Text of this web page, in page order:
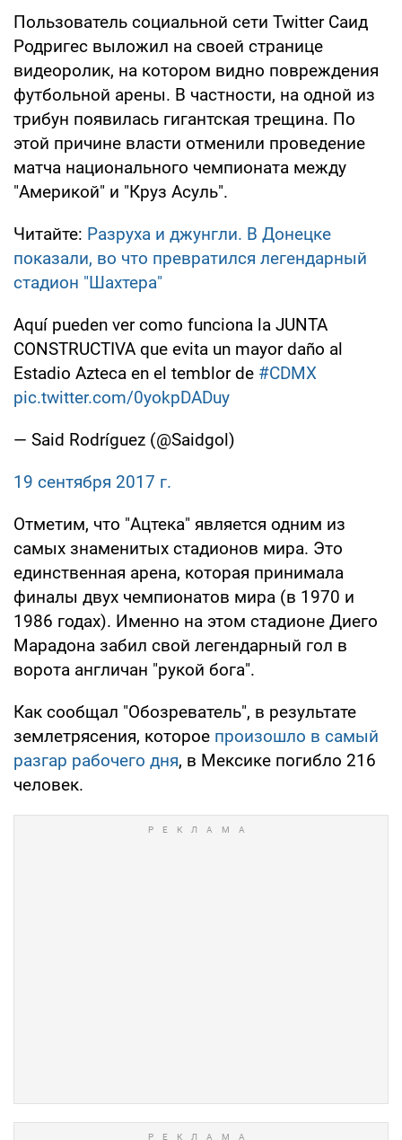
Пользователь социальной сети Twitter Саид
Родригес выложил на своей странице
видеоролик, на котором видно повреждения
футбольной арены. В частности, на одной из
трибун появилась гигантская трещина. По
этой причине власти отменили проведение
матча национального чемпионата между
"Америкой" и "Круз Асуль".
Читайте: Разруха и джунгли. В Донецке
показали, во что превратился легендарный
стадион "Шахтера"
Aquí pueden ver como funciona la JUNTA
CONSTRUCTIVA que evita un mayor daño al
Estadio Azteca en el temblor de #CDMX
pic.twitter.com/0yokpDADuy
— Said Rodríguez (@Saidgol)
19 сентября 2017 г.
Отметим, что "Ацтека" является одним из
самых знаменитых стадионов мира. Это
единственная арена, которая принимала
финалы двух чемпионатов мира (в 1970 и
1986 годах). Именно на этом стадионе Диего
Марадона забил свой легендарный гол в
ворота англичан "рукой бога".
Как сообщал "Обозреватель", в результате
землетрясения, которое произошло в самый
разгар рабочего дня, в Мексике погибло 216
человек.